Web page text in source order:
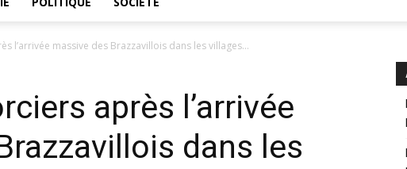
l’arrivée massive des Brazzavillois dans les villages...
après l’arrivée
dans les